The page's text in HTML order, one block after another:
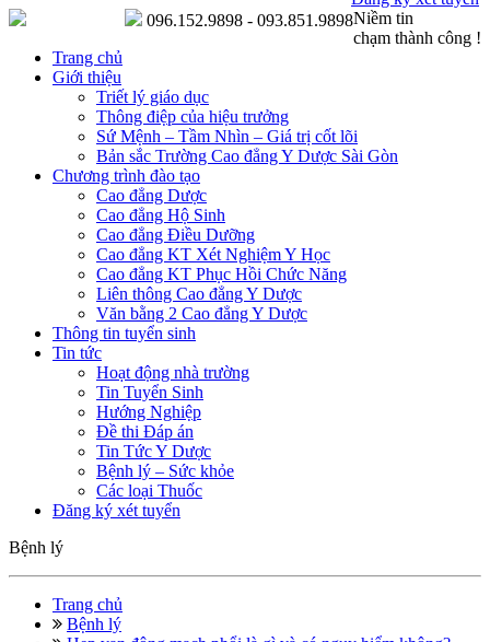
Niềm tin
chạm thành công !
096.152.9898 - 093.851.9898
Trang chủ
Giới thiệu
Triết lý giáo dục
Thông điệp của hiệu trưởng
Sứ Mệnh – Tầm Nhìn – Giá trị cốt lõi
Bản sắc Trường Cao đẳng Y Dược Sài Gòn
Chương trình đào tạo
Cao đẳng Dược
Cao đẳng Hộ Sinh
Cao đẳng Điều Dưỡng
Cao đẳng KT Xét Nghiệm Y Học
Cao đẳng KT Phục Hồi Chức Năng
Liên thông Cao đẳng Y Dược
Văn bằng 2 Cao đẳng Y Dược
Thông tin tuyển sinh
Tin tức
Hoạt động nhà trường
Tin Tuyển Sinh
Hướng Nghiệp
Đề thi Đáp án
Tin Tức Y Dược
Bệnh lý – Sức khỏe
Các loại Thuốc
Đăng ký xét tuyển
Bệnh lý
Trang chủ
Bệnh lý